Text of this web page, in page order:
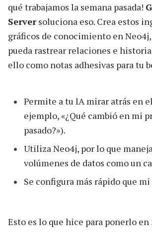
qué trabajamos la semana pasada!
Serversoluciona eso. Crea estos
gráficos de conocimiento en
pueda rastrear relaciones e
ello como notas adhesivas para tu
Permite a tu IA mirar atrás en
ejemplo, «¿Qué cambió en mi
pasado?»).
Utiliza Neo4j, por lo que
volúmenes de datos como un
Se configura más rápido que
Esto es lo que hice para ponerlo en